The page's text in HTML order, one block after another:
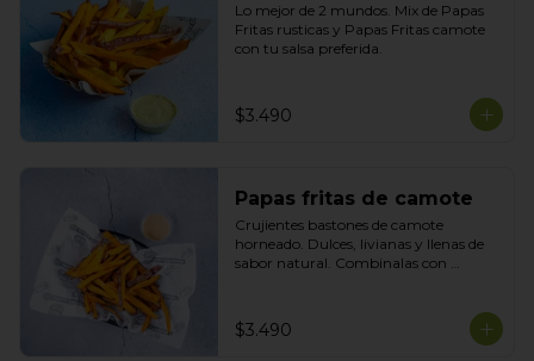
Lo mejor de 2 mundos. Mix de Papas
Fritas rusticas y Papas Fritas camote
con tu salsa preferida.
$3.490
Papas fritas de camote
Crujientes bastones de camote
horneado. Dulces, livianas y llenas de
sabor natural. Combinalas con
$3.490